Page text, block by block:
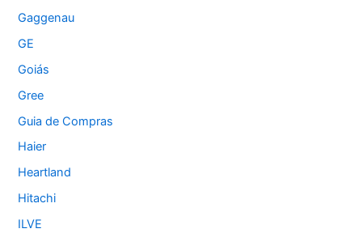
Gaggenau
GE
Goiás
Gree
Guia de Compras
Haier
Heartland
Hitachi
ILVE